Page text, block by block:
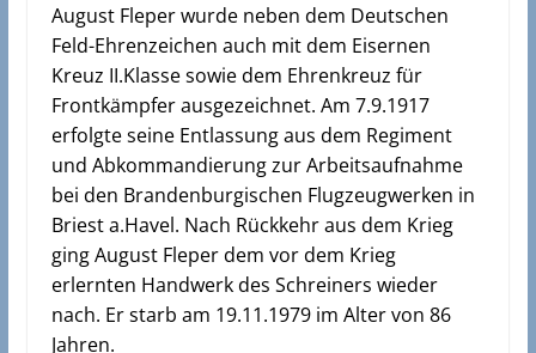
August Fleper wurde neben dem Deutschen
Feld-Ehrenzeichen auch mit dem Eisernen
Kreuz II.Klasse sowie dem Ehrenkreuz für
Frontkämpfer ausgezeichnet. Am 7.9.1917
erfolgte seine Entlassung aus dem Regiment
und Abkommandierung zur Arbeitsaufnahme
bei den Brandenburgischen Flugzeugwerken in
Briest a.Havel. Nach Rückkehr aus dem Krieg
ging August Fleper dem vor dem Krieg
erlernten Handwerk des Schreiners wieder
nach. Er starb am 19.11.1979 im Alter von 86
Jahren.